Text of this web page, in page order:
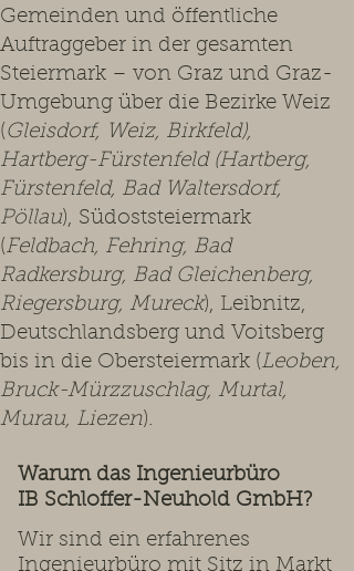
Gemeinden und öffentliche
Auftraggeber in der gesamten
Steiermark – von Graz und Graz-
Umgebung über die Bezirke Weiz
(Gleisdorf, Weiz, Birkfeld),
Hartberg-Fürstenfeld (Hartberg,
Fürstenfeld, Bad Waltersdorf,
Pöllau), Südoststeiermark
(Feldbach, Fehring, Bad
Radkersburg, Bad Gleichenberg,
Riegersburg, Mureck), Leibnitz,
Deutschlandsberg und Voitsberg
bis in die Obersteiermark (Leoben,
Bruck-Mürzzuschlag, Murtal,
Murau, Liezen).
Warum das Ingenieurbüro
IB Schloffer-Neuhold GmbH?
Wir sind ein erfahrenes
Ingenieurbüro mit Sitz in Markt